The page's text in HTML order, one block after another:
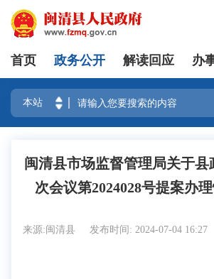
首页 政务公开 解读回应 办
闽清县市场监督管理局关于县
次会议第2024028号提案办
来源:闽清县 发布时间: 2024-07-04 16:27